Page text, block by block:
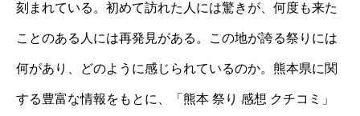
刻まれている。初めて訪れた人には驚きが、何度も来た
ことのある人には再発見がある。この地が誇る祭りには
何があり、どのように感じられているのか。熊本県に関
する豊富な情報をもとに、「熊本 祭り 感想 クチコミ」